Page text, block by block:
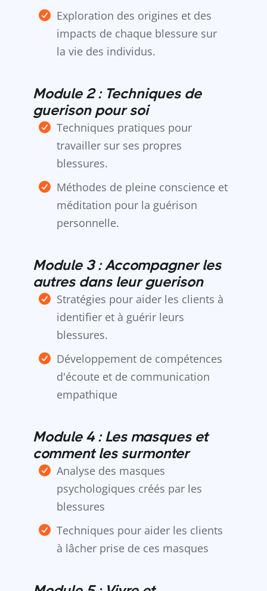
Exploration des origines et des
impacts de chaque blessure sur
la vie des individus.
Module 2 : Techniques de
guerison pour soi
Techniques pratiques pour
travailler sur ses propres
blessures.
Méthodes de pleine conscience et
méditation pour la guérison
personnelle.
Module 3 : Accompagner les
autres dans leur guerison
Stratégies pour aider les clients à
identifier et à guérir leurs
blessures.
Développement de compétences
d'écoute et de communication
empathique
Module 4 : Les masques et
comment les surmonter
Analyse des masques
psychologiques créés par les
blessures
Techniques pour aider les clients
à lâcher prise de ces masques